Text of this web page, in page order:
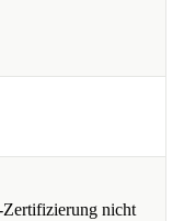
Zertifizierung nicht